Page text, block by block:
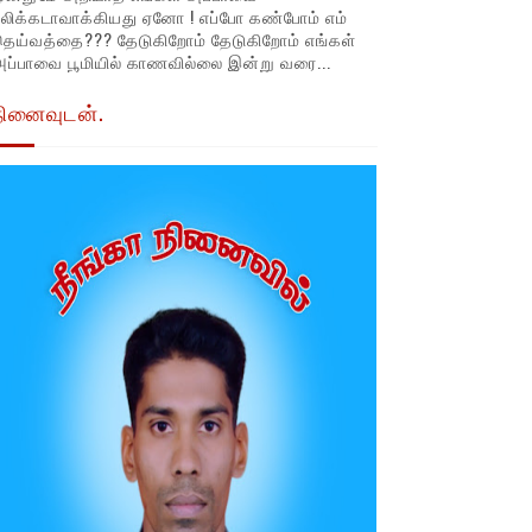
ஏனோ ! எப்போ கண்போம் எம்
தேடுகிறோம் தேடுகிறோம் எங்கள்
பூமியில் காணவில்லை இன்று வரை...